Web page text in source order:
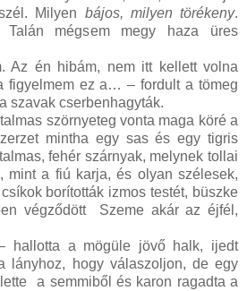
Milyen bájos, milyen törékeny.
Talán mégsem megy haza üres
Az én hibám, nem itt kellett volna
figyelmem ez a… – fordult a tömeg
szavak cserbenhagyták.
szörnyeteg vonta maga köré a
mintha egy sas és egy tigris
fehér szárnyak, melynek tollai
mint a fiú karja, és olyan szélesek,
borították izmos testét, büszke
végződött Szeme akár az éjfél,
hallotta a mögüle jövő halk, ijedt
lányhoz, hogy válaszoljon, de egy
a semmiből és karon ragadta a